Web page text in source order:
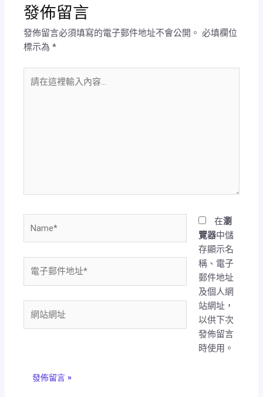
發佈留言
發佈留言必須填寫的電子郵件地址不會公開。 必填欄位
標示為*
在
子
地
站
在瀏
覽器中儲
存顯示名
稱、電子
郵件地址
及個人網
站網址，
以供下次
發佈留言
時使用。